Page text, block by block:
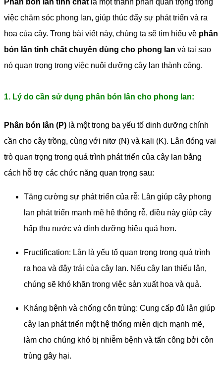
Phân bón lân tinh chất là một thành phần quan trọng trong
việc chăm sóc phong lan, giúp thúc đẩy sự phát triển và ra
hoa của cây. Trong bài viết này, chúng ta sẽ tìm hiểu về phân
bón lân tinh chất chuyên dùng cho phong lan và tại sao
nó quan trọng trong việc nuôi dưỡng cây lan thành công.
1. Lý do cần sử dụng phân bón lân cho phong lan:
Phân bón lân (P) là một trong ba yếu tố dinh dưỡng chính
cần cho cây trồng, cùng với nitơ (N) và kali (K). Lân đóng vai
trò quan trọng trong quá trình phát triển của cây lan bằng
cách hỗ trợ các chức năng quan trọng sau:
Tăng cường sự phát triển của rễ: Lân giúp cây phong
lan phát triển mạnh mẽ hệ thống rễ, điều này giúp cây
hấp thụ nước và dinh dưỡng hiệu quả hơn.
Fructification: Lân là yếu tố quan trọng trong quá trình
ra hoa và đậy trái của cây lan. Nếu cây lan thiếu lân,
chúng sẽ khó khăn trong việc sản xuất hoa và quả.
Kháng bệnh và chống côn trùng: Cung cấp đủ lân giúp
cây lan phát triển một hệ thống miễn dịch mạnh mẽ,
làm cho chúng khó bị nhiễm bệnh và tấn công bởi côn
trùng gây hại.